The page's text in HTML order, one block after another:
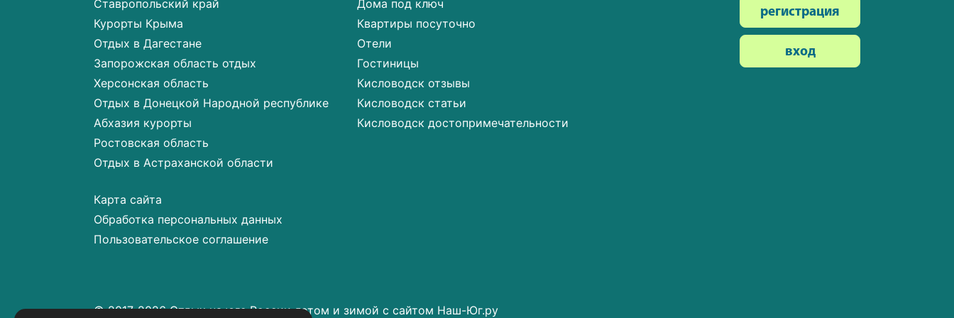
Ставропольский край
Курорты Крыма
Отдых в Дагестане
Запорожская область отдых
Херсонская область
Отдых в Донецкой Народной республике
Абхазия курорты
Ростовская область
Отдых в Астраханской области
Карта сайта
Обработка персональных данных
Пользовательское соглашение
Дома под ключ
Квартиры посуточно
Отели
Гостиницы
Кисловодск отзывы
Кисловодск статьи
Кисловодск достопримечательности
регистрация
вход
© 2017-2026 Отдых на юге России летом и зимой с сайтом Наш-Юг.ру